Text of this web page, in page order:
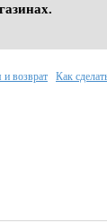
и возврат Как